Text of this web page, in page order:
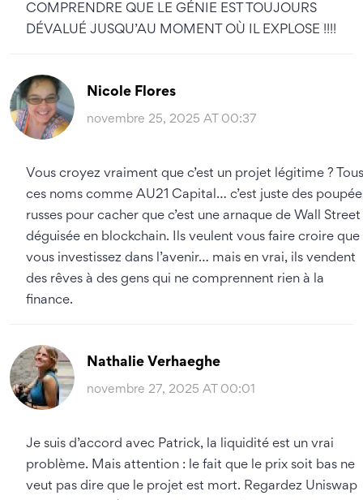
COMPRENDRE QUE LE GÉNIE EST TOUJOURS
DÉVALUÉ JUSQU’AU MOMENT OÙ IL EXPLOSE !!!!
Nicole Flores
novembre 25, 2025 AT 00:37
Vous croyez vraiment que c’est un projet légitime ? Tous
ces noms comme AU21 Capital… c’est juste des
russes pour cacher que c’est une arnaque de Wall Street
déguisée en blockchain. Ils veulent vous faire croire que
vous investissez dans l’avenir… mais en vrai, ils vendent
des rêves à des gens qui ne comprennent rien à la
finance.
Nathalie Verhaeghe
novembre 27, 2025 AT 00:01
Je suis d’accord avec Patrick, la liquidité est un vrai
problème. Mais attention : le fait que le prix soit bas ne
veut pas dire que le projet est mort. Regardez Uniswap